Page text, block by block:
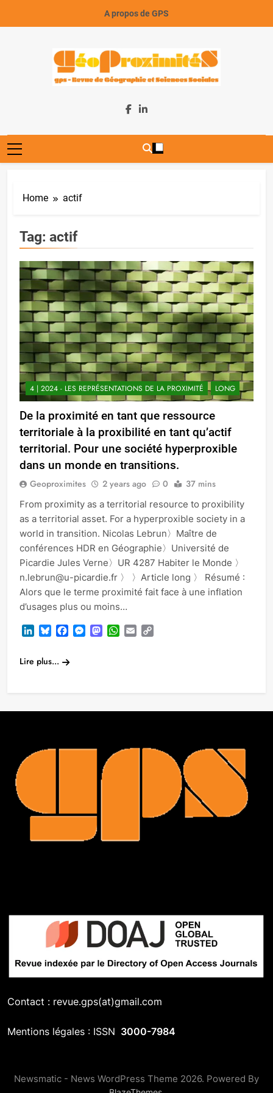
A propos de GPS
GeoProximiteS
Home actif
Tag: actif
4 | 2024 - LES REPRÉSENTATIONS DE LA PROXIMITÉ LONG
De la proximité en tant que ressource
territoriale à la proxibilité en tant qu’actif
territorial. Pour une société hyperproxible
dans un monde en transitions.
Geoproximites 2 years ago 0 37 mins
From proximity as a territorial resource to proxibility
as a territorial asset. For a hyperproxible society in a
world in transition. Nicolas Lebrun〉Maître de
conférences HDR en Géographie〉Université de
Picardie Jules Verne〉UR 4287 Habiter le Monde 〉
n.lebrun@u-picardie.fr 〉 〉Article long 〉 Résumé :
Alors que le terme proximité fait face à une inflation
d’usages plus ou moins…
LinkedInBlueskyFacebook
Messenger
Mastodon
WhatsApp
Email
Lire plus...
Contact : revue.gps(at)gmail.com
Mentions légales : ISSN 3000-7984
Newsmatic - News WordPress Theme 2026. Powered By